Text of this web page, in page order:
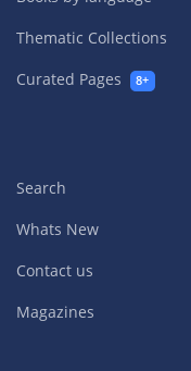
Thematic Collections
Curated Pages
8+
Search
Whats New
Contact us
Magazines